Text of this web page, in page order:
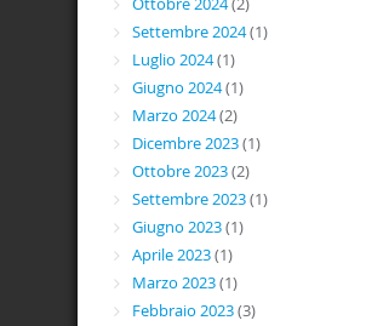
Settembre 2024(1)
Luglio 2024(1)
Giugno 2024(1)
Marzo 2024(2)
Dicembre 2023(1)
Ottobre 2023(2)
Settembre 2023(1)
Giugno 2023(1)
Aprile 2023(1)
Marzo 2023(1)
Febbraio 2023(3)